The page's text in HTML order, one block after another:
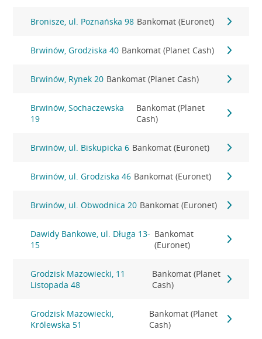
Bronisze, ul. Poznańska 98 Bankomat (Euronet)
Brwinów, Grodziska 40 Bankomat (Planet Cash)
Brwinów, Rynek 20 Bankomat (Planet Cash)
Brwinów, Sochaczewska
19
Bankomat (Planet
Cash)
Brwinów, ul. Biskupicka 6 Bankomat (Euronet)
Brwinów, ul. Grodziska 46 Bankomat (Euronet)
Brwinów, ul. Obwodnica 20 Bankomat (Euronet)
Dawidy Bankowe, ul. Długa 13-
15
Bankomat
(Euronet)
Grodzisk Mazowiecki, 11
Listopada 48
Bankomat (Planet
Cash)
Grodzisk Mazowiecki,
Królewska 51
Bankomat (Planet
Cash)